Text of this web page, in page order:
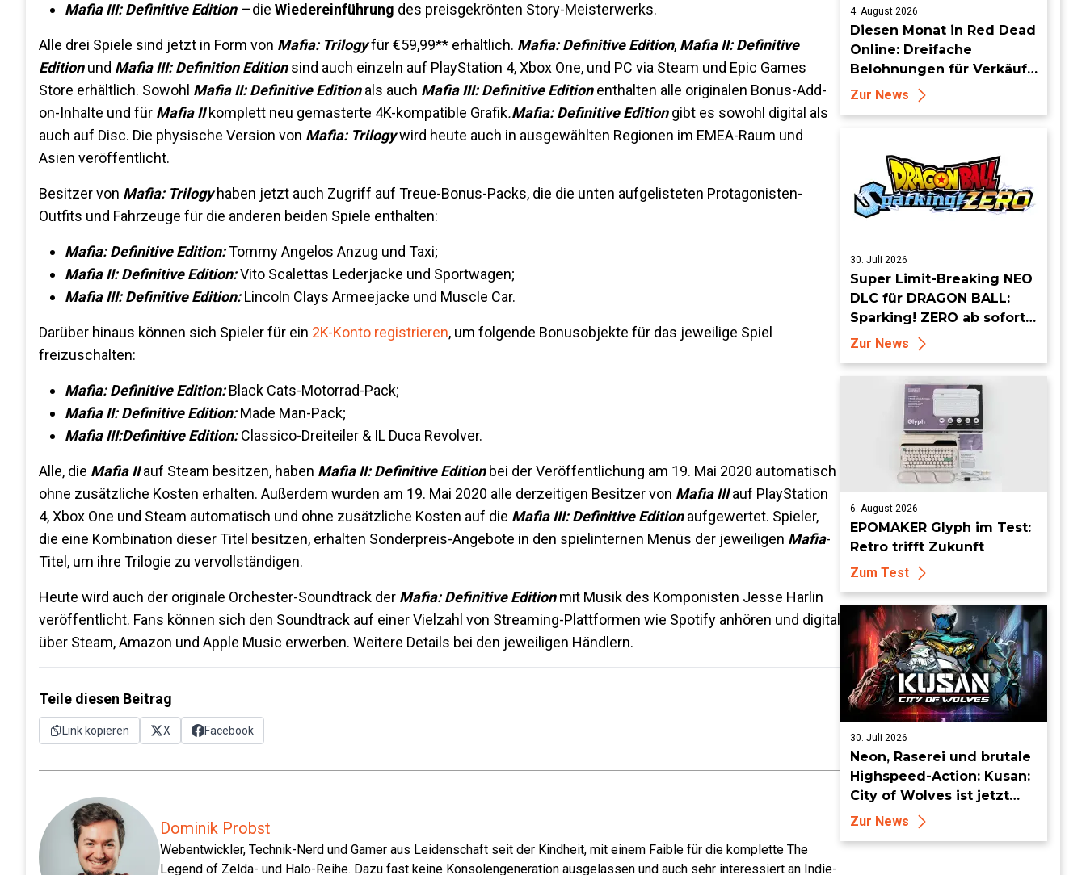
Mafia III: Definitive Edition –die Wiedereinführung des preisgekrönten Story-Meisterwerks.
Alle drei Spiele sind jetzt in Form von Mafia: Trilogyfür €59,99** erhältlich. Mafia: Definitive Edition, Mafia II: Definitive
Editionund Mafia III: Definition Editionsind auch einzeln auf PlayStation 4, Xbox One, und PC via Steam und Epic Games
Store erhältlich. Sowohl Mafia II: Definitive Editionals auch Mafia III: Definitive Editionenthalten alle originalen Bonus-Add-
on-Inhalte und für Mafia IIkomplett neu gemasterte 4K-kompatible Grafik.Mafia: Definitive Editiongibt es sowohl digital als
auch auf Disc. Die physische Version von Mafia: Trilogywird heute auch in ausgewählten Regionen im EMEA-Raum und
Asien veröffentlicht.
Besitzer von Mafia: Trilogyhaben jetzt auch Zugriff auf Treue-Bonus-Packs, die die unten aufgelisteten Protagonisten-
Outfits und Fahrzeuge für die anderen beiden Spiele enthalten:
Mafia: Definitive Edition:Tommy Angelos Anzug und Taxi;
Mafia II: Definitive Edition:Vito Scalettas Lederjacke und Sportwagen;
Mafia III: Definitive Edition:Lincoln Clays Armeejacke und Muscle Car.
Darüber hinaus können sich Spieler für ein 2K-Konto registrieren, um folgende Bonusobjekte für das jeweilige Spiel
freizuschalten:
Mafia: Definitive Edition:Black Cats-Motorrad-Pack;
Mafia II: Definitive Edition:Made Man-Pack;
Mafia III:Definitive Edition:Classico-Dreiteiler & IL Duca Revolver.
Alle, die Mafia IIauf Steam besitzen, haben Mafia II: Definitive Editionbei der Veröffentlichung am 19. Mai 2020 automatisch
ohne zusätzliche Kosten erhalten. Außerdem wurden am 19. Mai 2020 alle derzeitigen Besitzer von Mafia IIIauf PlayStation
4, Xbox One und Steam automatisch und ohne zusätzliche Kosten auf die Mafia III: Definitive Editionaufgewertet. Spieler,
die eine Kombination dieser Titel besitzen, erhalten Sonderpreis-Angebote in den spielinternen Menüs der jeweiligen Mafia-
Titel, um ihre Trilogie zu vervollständigen.
Heute wird auch der originale Orchester-Soundtrack der Mafia: Definitive Editionmit Musik des Komponisten Jesse Harlin
veröffentlicht. Fans können sich den Soundtrack auf einer Vielzahl von Streaming-Plattformen wie Spotify anhören und digital
über Steam, Amazon und Apple Music erwerben. Weitere Details bei den jeweiligen Händlern.
Teile diesen Beitrag
Link kopieren X Facebook
Dominik Probst
Webentwickler, Technik-Nerd und Gamer aus Leidenschaft seit der Kindheit, mit einem Faible für die komplette The
Legend of Zelda- und Halo-Reihe. Dazu fast keine Konsolengeneration ausgelassen und auch sehr interessiert an Indie-
4. August 2026
Diesen Monat in Red Dead
Online: Dreifache
Belohnungen für Verkäufe
von Sammlersätzen und
das Entdecken von
und mehr
Zur News
30. Juli 2026
Super Limit-Breaking NEO
DLC für DRAGON BALL:
Sparking! ZERO ab sofort
erhältlich
Zur News
6. August 2026
EPOMAKER Glyph im Test:
Retro trifft Zukunft
Zum Test
30. Juli 2026
Neon, Raserei und brutale
Highspeed-Action: Kusan:
City of Wolves ist jetzt
erhältlich!
Zur News